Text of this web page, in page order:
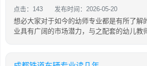
点击：143 发布时间：2026-05-20
想必大家对于如今的幼师专业都是有所了解
业具有广阔的市场潜力，与之配套的幼儿教